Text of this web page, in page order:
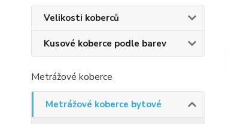
Velikosti koberců
Kusové koberce podle barev
Metrážové koberce
Metrážové koberce bytové